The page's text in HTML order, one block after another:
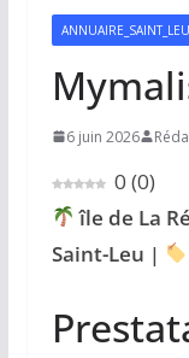
ANNUAIRE_SAINT_LEU
6 juin 2026
0 (0)
île de La
Saint-Leu |